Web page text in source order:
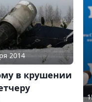
2014
в крушении